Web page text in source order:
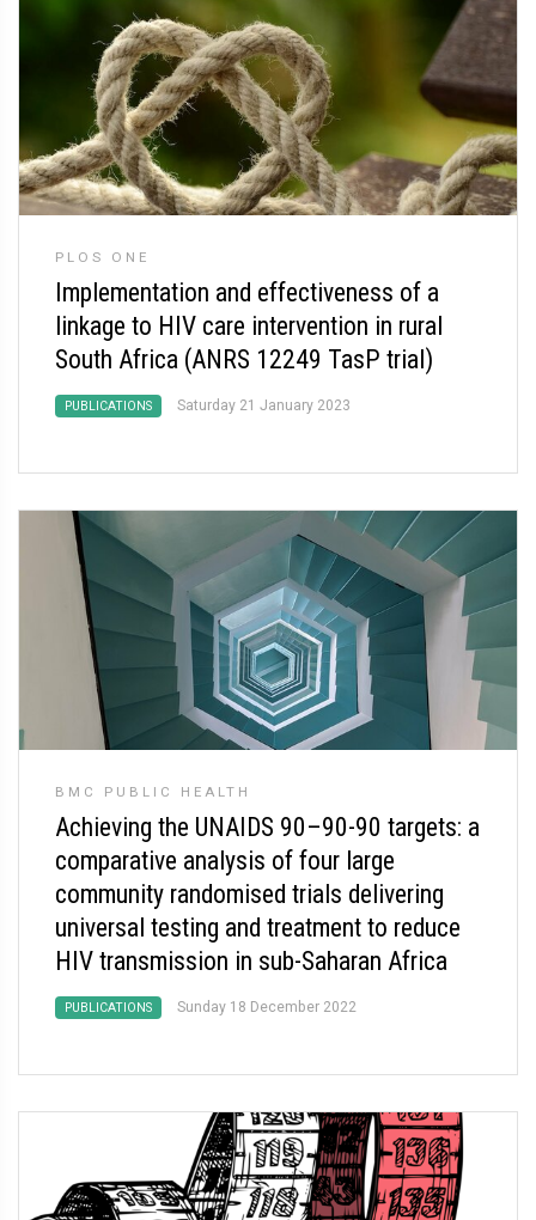
PLOS ONE
Implementation and effectiveness of a
linkage to HIV care intervention in rural
South Africa (ANRS 12249 TasP trial)
PUBLICATIONS Saturday 21 January 2023
BMC PUBLIC HEALTH
Achieving the UNAIDS 90–90-90 targets: a
comparative analysis of four large
community randomised trials delivering
universal testing and treatment to reduce
HIV transmission in sub-Saharan Africa
PUBLICATIONS Sunday 18 December 2022